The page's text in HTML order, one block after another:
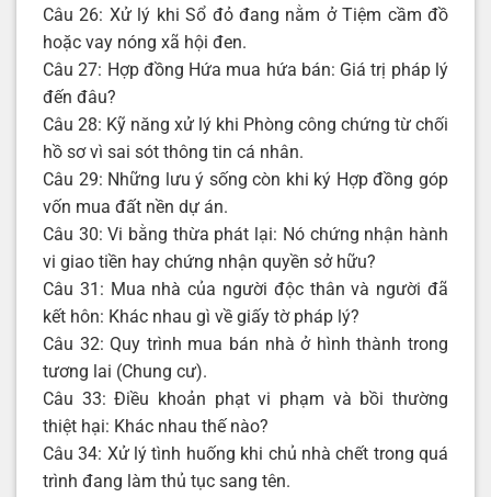
Câu 26: Xử lý khi Sổ đỏ đang nằm ở Tiệm cầm đồ
hoặc vay nóng xã hội đen.
Câu 27: Hợp đồng Hứa mua hứa bán: Giá trị pháp lý
đến đâu?
Câu 28: Kỹ năng xử lý khi Phòng công chứng từ chối
hồ sơ vì sai sót thông tin cá nhân.
Câu 29: Những lưu ý sống còn khi ký Hợp đồng góp
vốn mua đất nền dự án.
Câu 30: Vi bằng thừa phát lại: Nó chứng nhận hành
vi giao tiền hay chứng nhận quyền sở hữu?
Câu 31: Mua nhà của người độc thân và người đã
kết hôn: Khác nhau gì về giấy tờ pháp lý?
Câu 32: Quy trình mua bán nhà ở hình thành trong
tương lai (Chung cư).
Câu 33: Điều khoản phạt vi phạm và bồi thường
thiệt hại: Khác nhau thế nào?
Câu 34: Xử lý tình huống khi chủ nhà chết trong quá
trình đang làm thủ tục sang tên.